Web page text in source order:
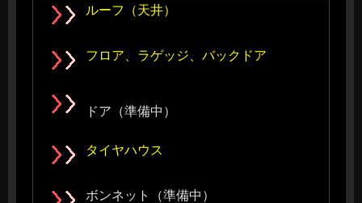
ルーフ（天井）
フロア、ラゲッジ、バックドア
ドア（準備中）
タイヤハウス
ボンネット（準備中）